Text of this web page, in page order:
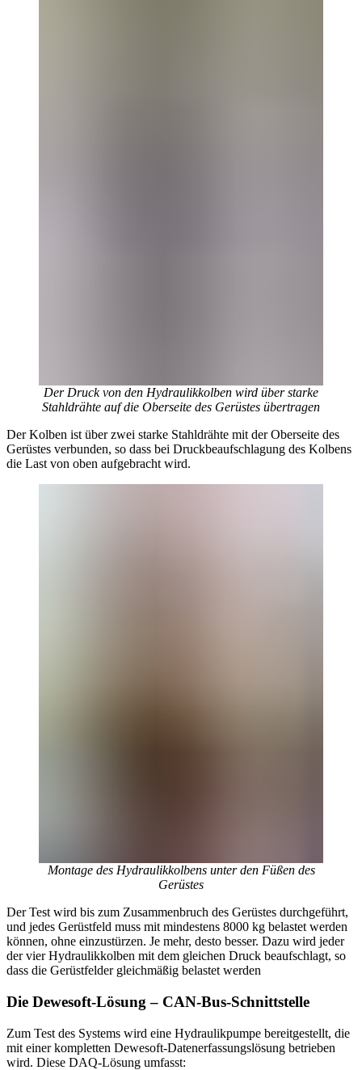
Der Druck von den Hydraulikkolben wird über starke
Stahldrähte auf die Oberseite des Gerüstes übertragen
Der Kolben ist über zwei starke Stahldrähte mit der Oberseite des
Gerüstes verbunden, so dass bei Druckbeaufschlagung des Kolbens
die Last von oben aufgebracht wird.
Montage des Hydraulikkolbens unter den Füßen des
Gerüstes
Der Test wird bis zum Zusammenbruch des Gerüstes durchgeführt,
und jedes Gerüstfeld muss mit mindestens 8000 kg belastet werden
können, ohne einzustürzen. Je mehr, desto besser. Dazu wird jeder
der vier Hydraulikkolben mit dem gleichen Druck beaufschlagt, so
dass die Gerüstfelder gleichmäßig belastet werden
Die Dewesoft-Lösung – CAN-Bus-Schnittstelle
Zum Test des Systems wird eine Hydraulikpumpe bereitgestellt, die
mit einer kompletten Dewesoft-Datenerfassungslösung betrieben
wird. Diese DAQ-Lösung umfasst: